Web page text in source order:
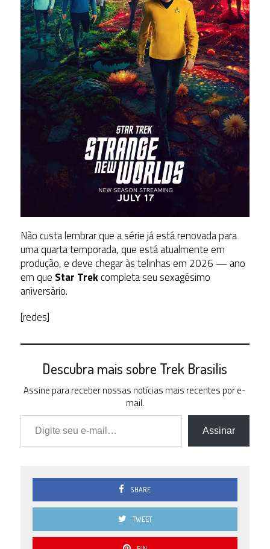
Não custa lembrar que a série já está renovada para
uma quarta temporada, que está atualmente em
produção, e deve chegar às telinhas em 2026 — ano
em que Star Trekcompleta seu sexagésimo
aniversário.
[redes]
Descubra mais sobre Trek Brasilis
Assine para receber nossas notícias mais recentes por e-
mail.
Digite seu e-mail…
Assinar
SHARE
TWEET